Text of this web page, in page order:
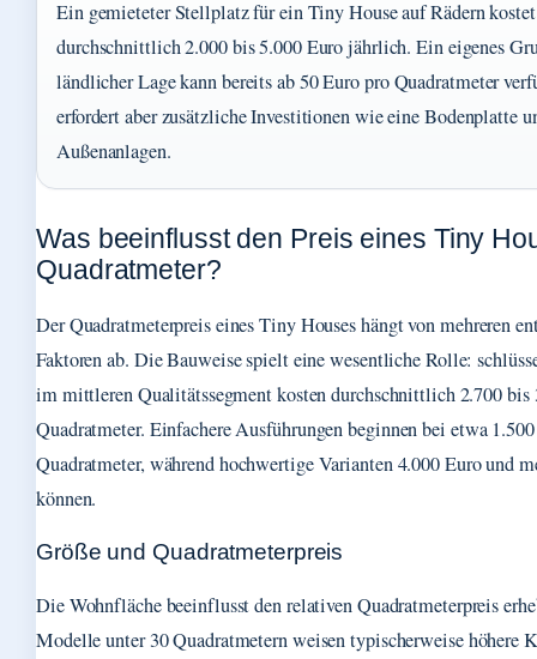
Ein gemieteter Stellplatz für ein Tiny House auf Rädern kostet
durchschnittlich 2.000 bis 5.000 Euro jährlich. Ein eigenes
ländlicher Lage kann bereits ab 50 Euro pro Quadratmeter
erfordert aber zusätzliche Investitionen wie eine Bodenplatte
Außenanlagen.
Was beeinflusst den Preis eines Tiny
Quadratmeter?
Der Quadratmeterpreis eines Tiny Houses hängt von mehreren
Faktoren ab. Die Bauweise spielt eine wesentliche Rolle:
im mittleren Qualitätssegment kosten durchschnittlich 2.700 bis
Quadratmeter. Einfachere Ausführungen beginnen bei etwa
Quadratmeter, während hochwertige Varianten 4.000 Euro und
können.
Größe und Quadratmeterpreis
Die Wohnfläche beeinflusst den relativen Quadratmeterpreis
Modelle unter 30 Quadratmetern weisen typischerweise höhere